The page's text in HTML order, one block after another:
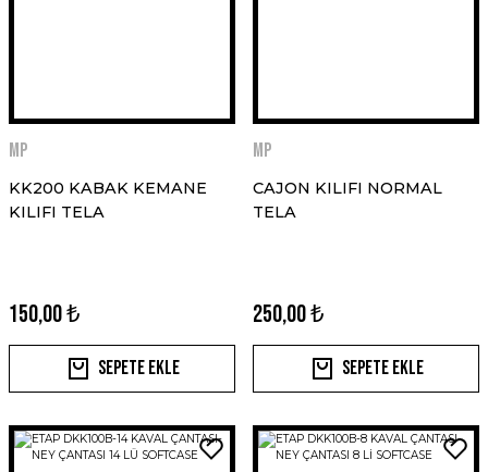
MP
KK200 KABAK KEMANE
KILIFI TELA
150,00 ₺
Sepete Ekle
MP
CAJON KILIFI NORMAL
TELA
250,00 ₺
Sepete Ekle